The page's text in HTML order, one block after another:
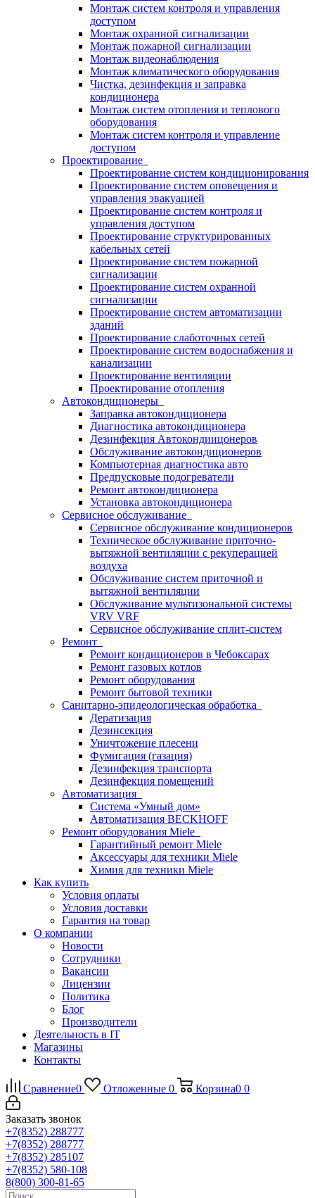
Монтаж систем контроля и управления
доступом
Монтаж охранной сигнализации
Монтаж пожарной сигнализации
Монтаж видеонаблюдения
Монтаж климатического оборудования
Чистка, дезинфекция и заправка
кондиционера
Монтаж систем отопления и теплового
оборудования
Монтаж систем контроля и управление
доступом
Проектирование
Проектирование систем кондиционирования
Проектирование систем оповещения и
управления эвакуацией
Проектирование систем контроля и
управления доступом
Проектирование структурированных
кабельных сетей
Проектирование систем пожарной
сигнализации
Проектирование систем охранной
сигнализации
Проектирование систем автоматизации
зданий
Проектирование слаботочных сетей
Проектирование систем водоснабжения и
канализации
Проектирование вентиляции
Проектирование отопления
Автокондиционеры
Заправка автокондиционера
Диагностика автокондиционера
Дезинфекция Автокондиицонеров
Обслуживание автокондиционеров
Компьютерная диагностика авто
Предпусковые подогреватели
Ремонт автокондиционера
Установка автокондиционера
Сервисное обслуживание
Сервисное обслуживание кондиционеров
Техническое обслуживание приточно-
вытяжной вентиляции с рекуперацией
воздуха
Обслуживание систем приточной и
вытяжной вентиляции
Обслуживание мультизональной системы
VRV VRF
Сервисное обслуживание сплит-систем
Ремонт
Ремонт кондиционеров в Чебоксарах
Ремонт газовых котлов
Ремонт оборудования
Ремонт бытовой техники
Санитарно-эпидеологическая обработка
Дератизация
Дезинсекция
Уничтожение плесени
Фумигация (газация)
Дезинфекция транспорта
Дезинфекция помещений
Автоматизация
Система «Умный дом»
Автоматизация BECKHOFF
Ремонт оборудования Miele
Гарантийный ремонт Miele
Аксессуары для техники Miele
Химия для техники Miele
Как купить
Условия оплаты
Условия доставки
Гарантия на товар
О компании
Новости
Сотрудники
Вакансии
Лицензии
Политика
Блог
Производители
Деятельность в IT
Магазины
Контакты
Сравнение0 Отложенные 0 Корзина0 0
Заказать звонок
+7(8352) 288777
+7(8352) 288777
+7(8352) 285107
+7(8352) 580-108
8(800) 300-81-65